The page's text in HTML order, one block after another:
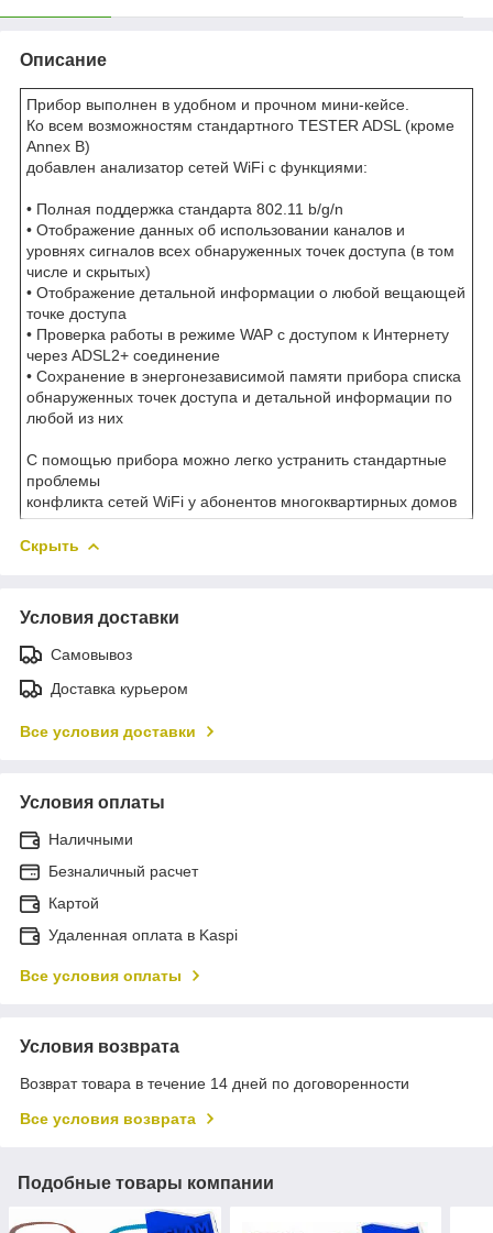
Описание
Прибор выполнен в удобном и прочном мини-кейсе.
Ко всем возможностям стандартного TESTER ADSL (кроме
Annex B)
добавлен анализатор сетей WiFi с функциями:
• Полная поддержка стандарта 802.11 b/g/n
• Отображение данных об использовании каналов и
уровнях сигналов всех обнаруженных точек доступа (в том
числе и скрытых)
• Отображение детальной информации о любой вещающей
точке доступа
• Проверка работы в режиме WAP с доступом к Интернету
через ADSL2+ соединение
• Сохранение в энергонезависимой памяти прибора списка
обнаруженных точек доступа и детальной информации по
любой из них
С помощью прибора можно легко устранить стандартные
проблемы
конфликта сетей WiFi у абонентов многоквартирных домов
Скрыть
Условия доставки
Самовывоз
Доставка курьером
Все условия доставки
Условия оплаты
Наличными
Безналичный расчет
Картой
Удаленная оплата в Kaspi
Все условия оплаты
Условия возврата
Возврат товара в течение 14 дней по договоренности
Все условия возврата
Подобные товары компании